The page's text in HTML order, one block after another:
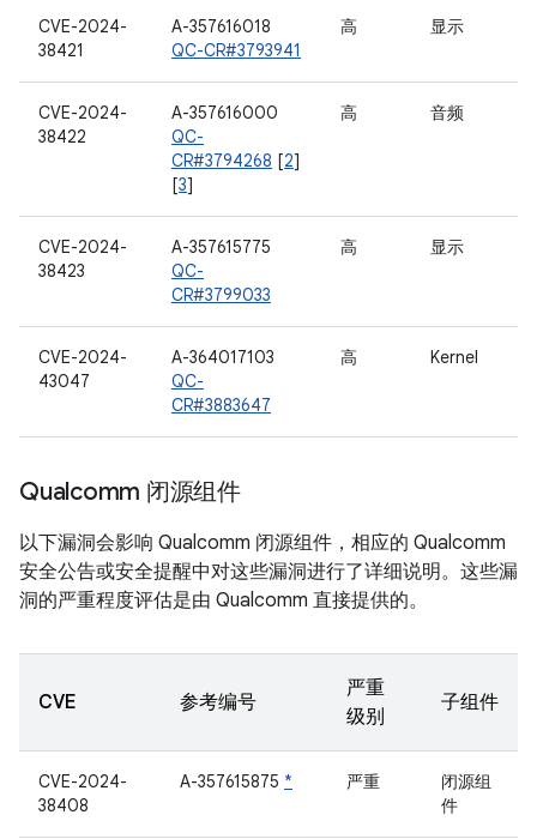
CVE-2024-
38421
A-357616018
QC-CR#3793941
高 显示
CVE-2024-
38422
A-357616000
QC-
CR#3794268 [2]
[3]
高 音频
CVE-2024-
38423
A-357615775
QC-
CR#3799033
高 显示
CVE-2024-
43047
A-364017103
QC-
CR#3883647
高 Kernel
Qualcomm 闭源组件
以下漏洞会影响 Qualcomm 闭源组件，相应的 Qualcomm
安全公告或安全提醒中对这些漏洞进行了详细说明。这些漏
洞的严重程度评估是由 Qualcomm 直接提供的。
CVE 参考编号
严重
级别
子组件
CVE-2024-
38408
A-357615875 * 严重
闭源组
件